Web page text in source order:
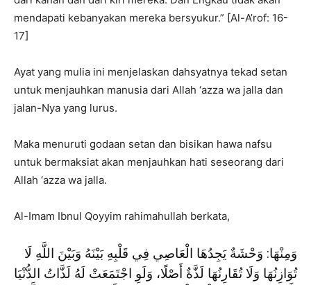
mendapati kebanyakan mereka bersyukur.” [Al-A’rof: 16-
17]
Ayat yang mulia ini menjelaskan dahsyatnya tekad setan
untuk menjauhkan manusia dari Allah ‘azza wa jalla dan
jalan-Nya yang lurus.
Maka menuruti godaan setan dan bisikan hawa nafsu
untuk bermaksiat akan menjauhkan hati seseorang dari
Allah ‘azza wa jalla.
Al-Imam Ibnul Qoyyim rahimahullah berkata,
وَمِنْهَا: وَحْشَةٌ يَجِدُهَا الْعَاصِي فِي قَلْبِهِ بَيْنَهُ وَبَيْنَ اللَّهِ لَا
تُوَازِنُهَا وَلَا تُقَارِنُهَا لَذَّةٌ أَصْلًا، وَلَوِ اجْتَمَعَتْ لَهُ لَذَّاتُ الدُّنْيَا